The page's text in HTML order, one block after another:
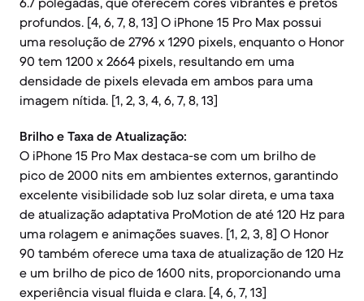
profundos. [4, 6, 7, 8, 13] O iPhone 15 Pro Max possui
uma resolução de 2796 x 1290 pixels, enquanto o Honor
90 tem 1200 x 2664 pixels, resultando em uma
densidade de pixels elevada em ambos para uma
imagem nítida. [1, 2, 3, 4, 6, 7, 8, 13]
Brilho e Taxa de Atualização:
O iPhone 15 Pro Max destaca-se com um brilho de
pico de 2000 nits em ambientes externos, garantindo
excelente visibilidade sob luz solar direta, e uma taxa
de atualização adaptativa ProMotion de até 120 Hz para
uma rolagem e animações suaves. [1, 2, 3, 8] O Honor
90 também oferece uma taxa de atualização de 120 Hz
e um brilho de pico de 1600 nits, proporcionando uma
experiência visual fluida e clara. [4, 6, 7, 13]